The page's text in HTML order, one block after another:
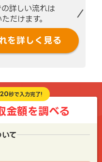
の詳しい流れは
だけます。
を詳しく見る
20秒で入力完了!
金額を調べる
て